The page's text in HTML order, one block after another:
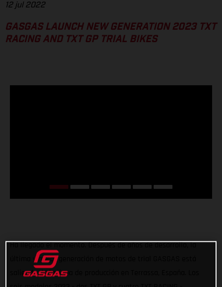
12 jul 2022
GASGAS LAUNCH NEW GENERATION 2023 TXT
RACING AND TXT GP TRIAL BIKES
Ha llegado el momento. Después de años de desarrollo, la
última y mejor generación de motos de trial GASGAS está
saliendo de la línea de producción en Terrassa, España. Los